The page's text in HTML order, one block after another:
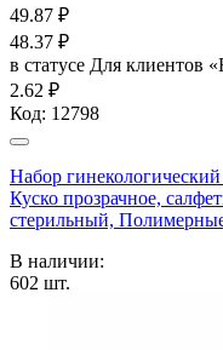
49.87 ₽
48.37 ₽
в статусе Для клиентов
2.62 ₽
Код: 12798
Набор
Куско прозрачное,
стерильный,
В наличии:
602 шт.